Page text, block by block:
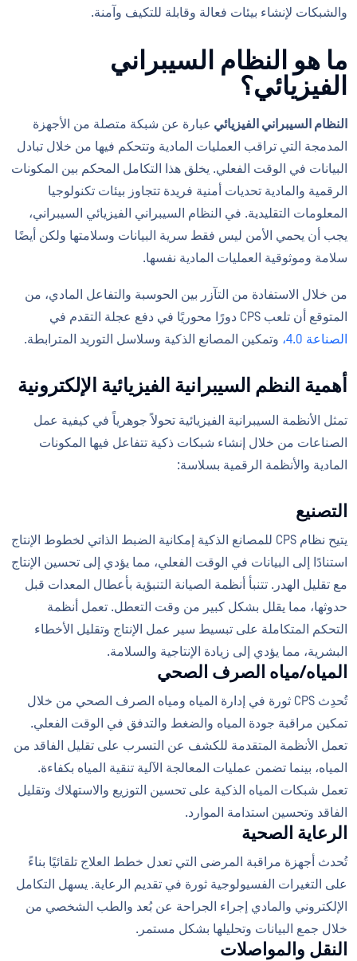
والشبكات لإنشاء بيئات فعالة وقابلة للتكيف وآمنة.
ما هو النظام السيبراني
الفيزيائي؟
النظام السيبراني الفيزيائي عبارة عن شبكة متصلة من الأجهزة
المدمجة التي تراقب العمليات المادية وتتحكم فيها من خلال تبادل
البيانات في الوقت الفعلي. يخلق هذا التكامل المحكم بين المكونات
الرقمية والمادية تحديات أمنية فريدة تتجاوز بيئات تكنولوجيا
المعلومات التقليدية. في النظام السيبراني الفيزيائي السيبراني،
يجب أن يحمي الأمن ليس فقط سرية البيانات وسلامتها ولكن أيضًا
سلامة وموثوقية العمليات المادية نفسها.
من خلال الاستفادة من التآزر بين الحوسبة والتفاعل المادي، من
المتوقع أن تلعب CPS دورًا محوريًا في دفع عجلة التقدم في
الصناعة 4.0،
وتمكين المصانع الذكية وسلاسل التوريد المترابطة.
أهمية النظم السيبرانية الفيزيائية الإلكترونية
تمثل الأنظمة السيبرانية الفيزيائية تحولاً جوهرياً في كيفية عمل
الصناعات من خلال إنشاء شبكات ذكية تتفاعل فيها المكونات
المادية والأنظمة الرقمية بسلاسة:
التصنيع
يتيح نظام CPS للمصانع الذكية إمكانية الضبط الذاتي لخطوط الإنتاج
استنادًا إلى البيانات في الوقت الفعلي، مما يؤدي إلى تحسين الإنتاج
مع تقليل الهدر. تتنبأ أنظمة الصيانة التنبؤية بأعطال المعدات قبل
حدوثها، مما يقلل بشكل كبير من وقت التعطل. تعمل أنظمة
التحكم المتكاملة على تبسيط سير عمل الإنتاج وتقليل الأخطاء
البشرية، مما يؤدي إلى زيادة الإنتاجية والسلامة.
المياه/مياه الصرف الصحي
تُحدِث CPS ثورة في إدارة المياه ومياه الصرف الصحي من خلال
تمكين مراقبة جودة المياه والضغط والتدفق في الوقت الفعلي.
تعمل الأنظمة المتقدمة للكشف عن التسرب على تقليل الفاقد من
المياه، بينما تضمن عمليات المعالجة الآلية تنقية المياه بكفاءة.
تعمل شبكات المياه الذكية على تحسين التوزيع والاستهلاك وتقليل
الفاقد وتحسين استدامة الموارد.
الرعاية الصحية
تُحدث أجهزة مراقبة المرضى التي تعدل خطط العلاج تلقائيًا بناءً
على التغيرات الفسيولوجية ثورة في تقديم الرعاية. يسهل التكامل
الإلكتروني والمادي إجراء الجراحة عن بُعد والطب الشخصي من
خلال جمع البيانات وتحليلها بشكل مستمر.
النقل والمواصلات